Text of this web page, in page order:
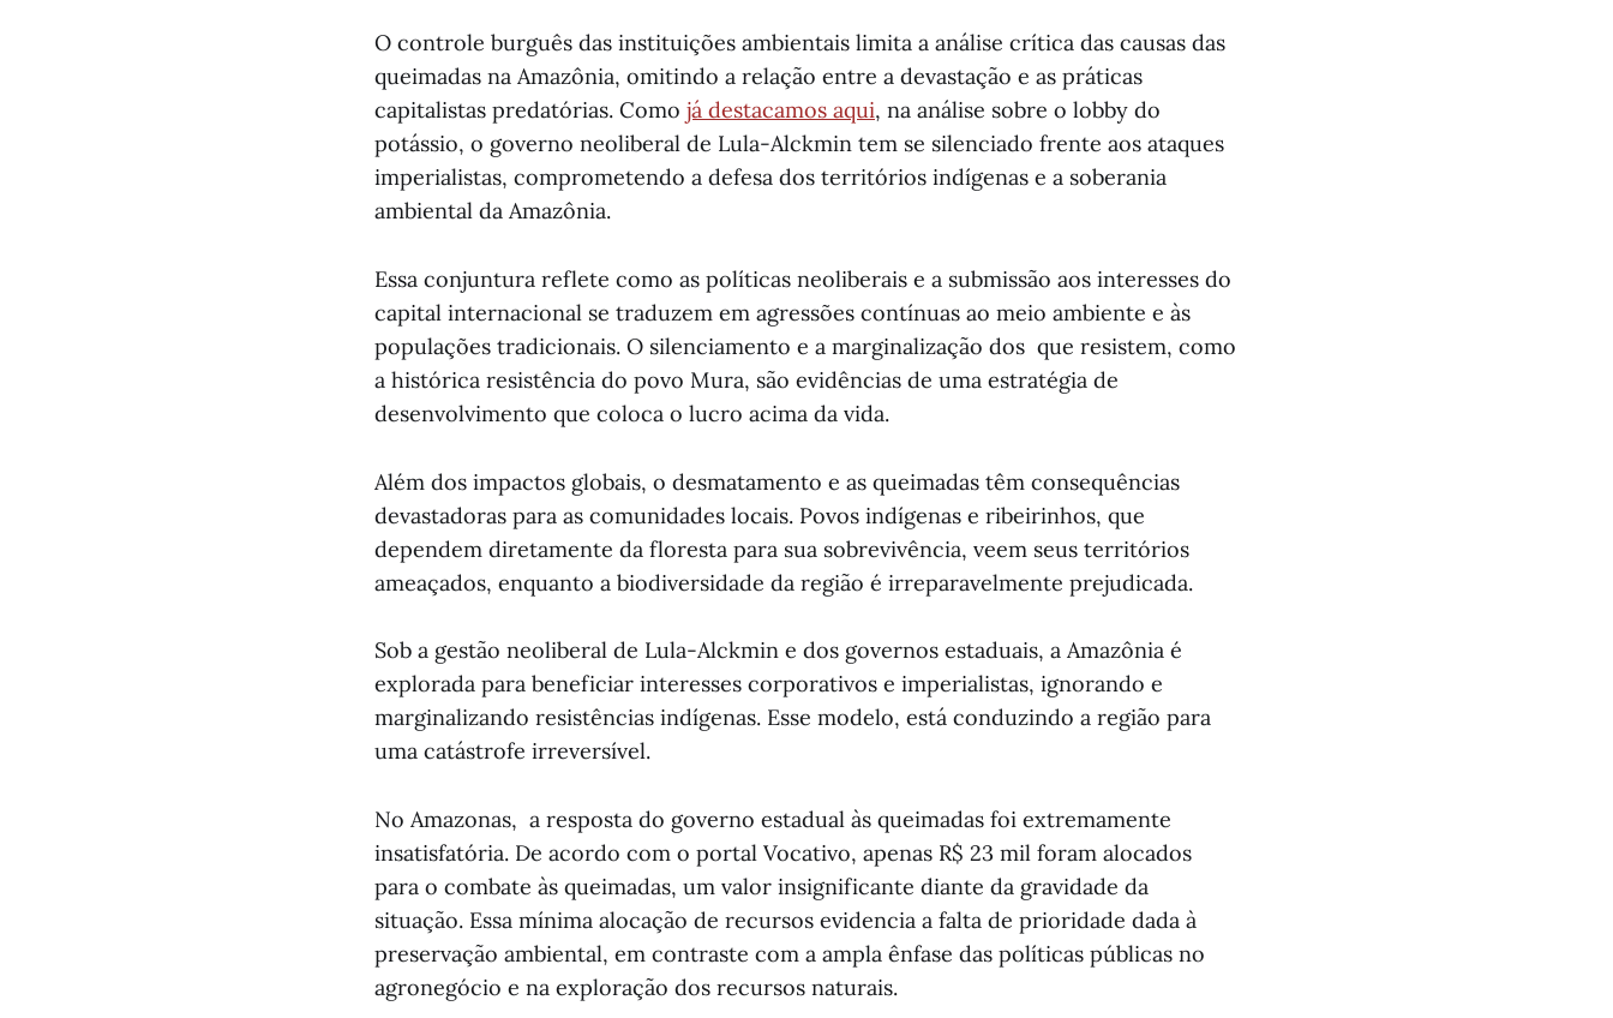
O controle burguês das instituições ambientais limita a análise crítica das causas das
queimadas na Amazônia, omitindo a relação entre a devastação e as práticas
capitalistas predatórias. Como já destacamos aqui, na análise sobre o lobby do
potássio, o governo neoliberal de Lula-Alckmin tem se silenciado frente aos ataques
imperialistas, comprometendo a defesa dos territórios indígenas e a soberania
ambiental da Amazônia.
Essa conjuntura reflete como as políticas neoliberais e a submissão aos interesses do
capital internacional se traduzem em agressões contínuas ao meio ambiente e às
populações tradicionais. O silenciamento e a marginalização dos que resistem, como
a histórica resistência do povo Mura, são evidências de uma estratégia de
desenvolvimento que coloca o lucro acima da vida.
Além dos impactos globais, o desmatamento e as queimadas têm consequências
devastadoras para as comunidades locais. Povos indígenas e ribeirinhos, que
dependem diretamente da floresta para sua sobrevivência, veem seus territórios
ameaçados, enquanto a biodiversidade da região é irreparavelmente prejudicada.
Sob a gestão neoliberal de Lula-Alckmin e dos governos estaduais, a Amazônia é
explorada para beneficiar interesses corporativos e imperialistas, ignorando e
marginalizando resistências indígenas. Esse modelo, está conduzindo a região para
uma catástrofe irreversível.
No Amazonas, a resposta do governo estadual às queimadas foi extremamente
insatisfatória. De acordo com o portal Vocativo, apenas R$ 23 mil foram alocados
para o combate às queimadas, um valor insignificante diante da gravidade da
situação. Essa mínima alocação de recursos evidencia a falta de prioridade dada à
preservação ambiental, em contraste com a ampla ênfase das políticas públicas no
agronegócio e na exploração dos recursos naturais.